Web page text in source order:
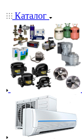
Каталог